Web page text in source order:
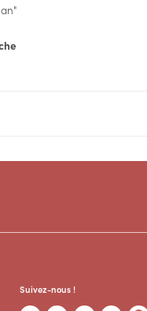
Suivez-nous !